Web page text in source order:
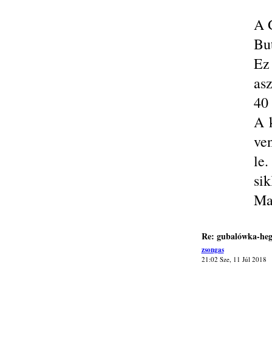
A
40
A
Re: gubalówka-
zsongas
21:02 Sze, 11 Júl 2018